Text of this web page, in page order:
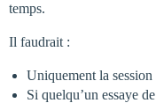
temps.
Il faudrait :
Uniquement la
Si quelqu’un essaye